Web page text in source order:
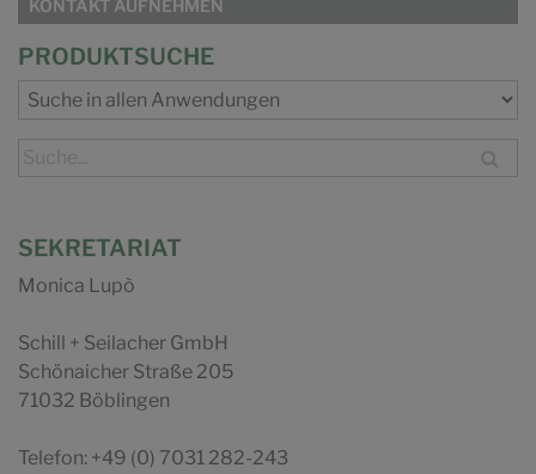
KONTAKT AUFNEHMEN
PRODUKTSUCHE
SEKRETARIAT
Monica Lupò
Schill + Seilacher GmbH
Schönaicher Straße 205
71032 Böblingen
Telefon: +49 (0) 7031 282-243